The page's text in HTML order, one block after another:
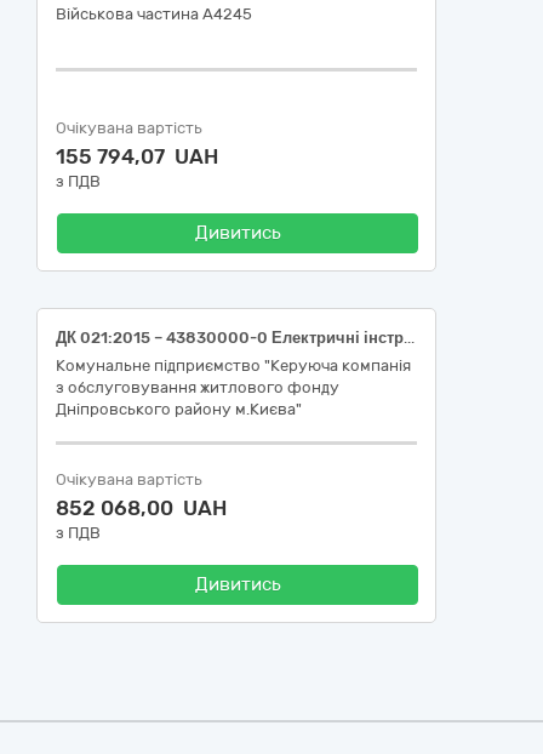
Військова частина А4245
Очікувана вартість
155 794,07 UAH
з ПДВ
Дивитись
ДК 021:2015 – 43830000-0 Електричні інструменти (перфоратор, шуруповерт, шліфмашина, дриль, лобзик)
Комунальне підприємство "Керуюча компанія
з обслуговування житлового фонду
Дніпровського району м.Києва"
Очікувана вартість
852 068,00 UAH
з ПДВ
Дивитись